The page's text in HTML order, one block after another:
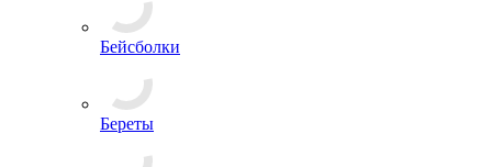
Бейсболки
Береты